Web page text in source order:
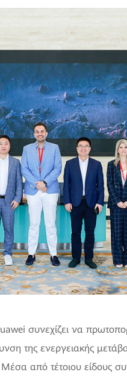
συνεχίζει να
της ενεργειακής
από τέτοιου είδους